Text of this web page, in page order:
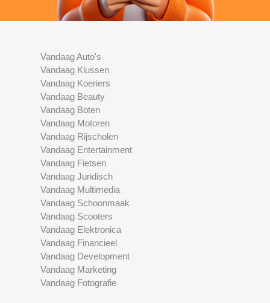
Vandaag Auto's
Vandaag Klussen
Vandaag Koeriers
Vandaag Beauty
Vandaag Boten
Vandaag Motoren
Vandaag Rijscholen
Vandaag Entertainment
Vandaag Fietsen
Vandaag Juridisch
Vandaag Multimedia
Vandaag Schoonmaak
Vandaag Scooters
Vandaag Elektronica
Vandaag Financieel
Vandaag Development
Vandaag Marketing
Vandaag Fotografie